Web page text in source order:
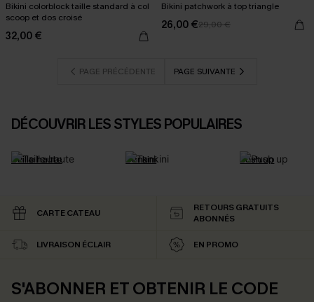
Bikini colorblock taille standard à col
scoop et dos croisé
32,00 €
Bikini patchwork à top triangle
26,00 €29,00 €
PAGE PRÉCÉDENTE PAGE SUIVANTE
DÉCOUVRIR LES STYLES POPULAIRES
Taille haute Tankini Push up
CARTE CATEAU
RETOURS GRATUITS
ABONNÉS
LIVRAISON ÉCLAIR EN PROMO
S'ABONNER ET OBTENIR LE CODE